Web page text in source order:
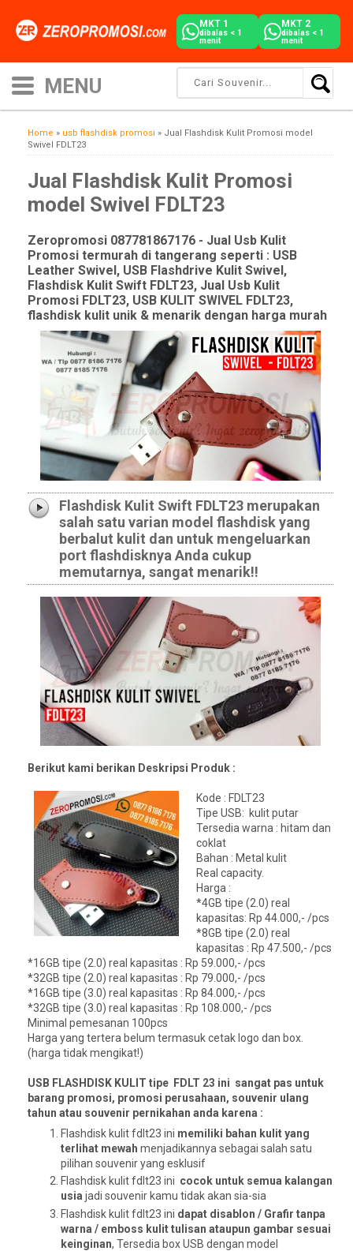
MKT 1
dibalas < 1
menit
MKT 2
dibalas < 1
menit
Home » usb flashdisk promosi » Jual Flashdisk Kulit Promosi model
Swivel FDLT23
Jual Flashdisk Kulit Promosi
model Swivel FDLT23
Zeropromosi 087781867176 - Jual Usb Kulit
Promosi termurah di tangerang seperti : USB
Leather Swivel, USB Flashdrive Kulit Swivel,
Flashdisk Kulit Swift FDLT23, Jual Usb Kulit
Promosi FDLT23, USB KULIT SWIVEL FDLT23,
flashdisk kulit unik & menarik dengan harga murah
Flashdisk Kulit Swift FDLT23 merupakan
salah satu varian model flashdisk yang
berbalut kulit dan untuk mengeluarkan
port flashdisknya Anda cukup
memutarnya, sangat menarik!!
Berikut kami berikan Deskripsi Produk :
Kode : FDLT23
Tipe USB: kulit putar
Tersedia warna : hitam dan
coklat
Bahan : Metal kulit
Real capacity.
Harga :
*4GB tipe (2.0) real
kapasitas: Rp 44.000,- /pcs
*8GB tipe (2.0) real
kapasitas : Rp 47.500,- /pcs
*16GB tipe (2.0) real kapasitas : Rp 59.000,- /pcs
*32GB tipe (2.0) real kapasitas : Rp 79.000,- /pcs
*16GB tipe (3.0) real kapasitas : Rp 84.000,- /pcs
*32GB tipe (3.0) real kapasitas : Rp 108.000,- /pcs
Minimal pemesanan 100pcs
Harga yang tertera belum termasuk cetak logo dan box.
(harga tidak mengikat!)
USB FLASHDISK KULIT tipe FDLT 23 ini sangat pas untuk
barang promosi, promosi perusahaan, souvenir ulang
tahun atau souvenir pernikahan anda karena :
Flashdisk kulit fdlt23 ini memiliki bahan kulit yang
terlihat mewah menjadikannya sebagai salah satu
pilihan souvenir yang esklusif
Flashdisk kulit fdlt23 ini cocok untuk semua kalangan
usia jadi souvenir kamu tidak akan sia-sia
Flashdisk kulit fdlt23 ini dapat disablon / Grafir tanpa
warna / emboss kulit tulisan ataupun gambar sesuai
keinginan, Tersedia box USB dengan model